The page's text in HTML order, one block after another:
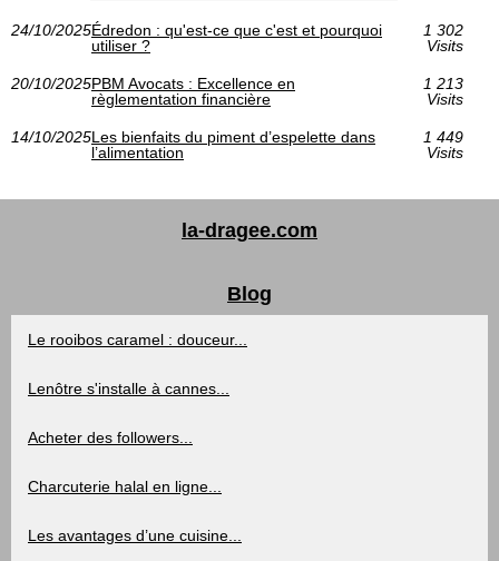
24/10/2025Édredon : qu'est-ce que c'est et pourquoi
utiliser ?
1 302
Visits
20/10/2025PBM Avocats : Excellence en
règlementation financière
1 213
Visits
14/10/2025Les bienfaits du piment d’espelette dans
l’alimentation
1 449
Visits
la-dragee.com
Blog
Le rooibos caramel : douceur...
Lenôtre s'installe à cannes...
Acheter des followers...
Charcuterie halal en ligne...
Les avantages d’une cuisine...